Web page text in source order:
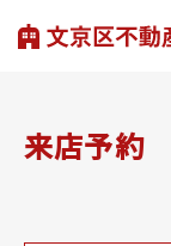
来店予約